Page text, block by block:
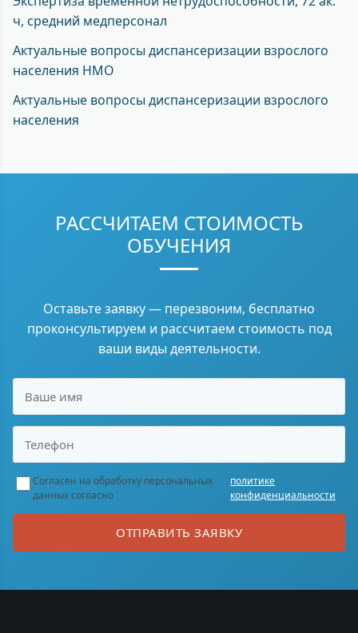
ч, средний медперсонал
Актуальные вопросы диспансеризации взрослого
населения НМО
Актуальные вопросы диспансеризации взрослого
населения
РАССЧИТАЕМ СТОИМОСТЬ
ОБУЧЕНИЯ
Оставьте заявку — перезвоним, бесплатно
проконсультируем и рассчитаем стоимость под
ваши виды деятельности.
Согласен на обработку персональных
данных согласно
политике
конфиденциальности
ОТПРАВИТЬ ЗАЯВКУ